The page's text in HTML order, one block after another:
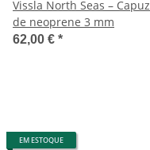
Vissla North Seas – Capuz
de neoprene 3 mm
62,00 € *
EM ESTOQUE